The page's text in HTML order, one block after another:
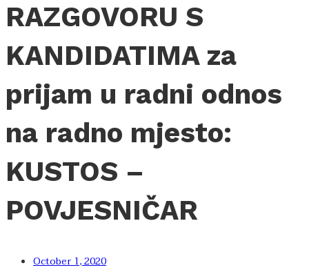
RAZGOVORU S
KANDIDATIMA za
prijam u radni odnos
na radno mjesto:
KUSTOS –
POVJESNIČAR
October 1, 2020